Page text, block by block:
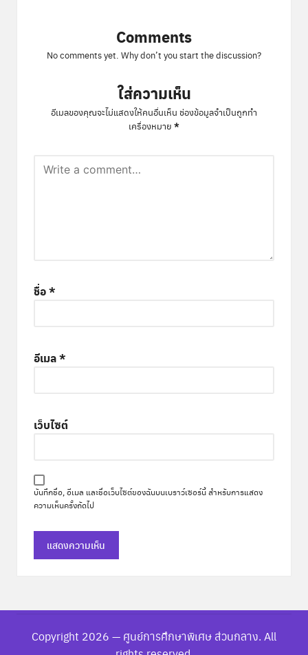
Comments
No comments yet. Why don’t you start the discussion?
ใส่ความเห็น
อีเมลของคุณจะไม่แสดงให้คนอื่นเห็น ช่องข้อมูลจำเป็นถูกทำ
เครื่องหมาย *
ชื่อ*
อีเมล*
เว็บไซต์
บันทึกชื่อ, อีเมล และชื่อเว็บไซต์ของฉันบนเบราว์เซอร์นี้ สำหรับการแสดง
ความเห็นครั้งถัดไป
Copyright 2026 — ศูนย์การศึกษาพิเศษ ส่วนกลาง. All